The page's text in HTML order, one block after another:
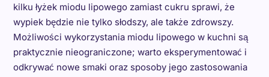
kilku łyżek miodu lipowego zamiast cukru sprawi, że
wypiek będzie nie tylko słodszy, ale także zdrowszy.
Możliwości wykorzystania miodu lipowego w kuchni są
praktycznie nieograniczone; warto eksperymentować i
odkrywać nowe smaki oraz sposoby jego zastosowania